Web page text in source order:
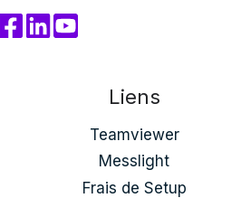
Liens
Teamviewer
Messlight
Frais de Setup